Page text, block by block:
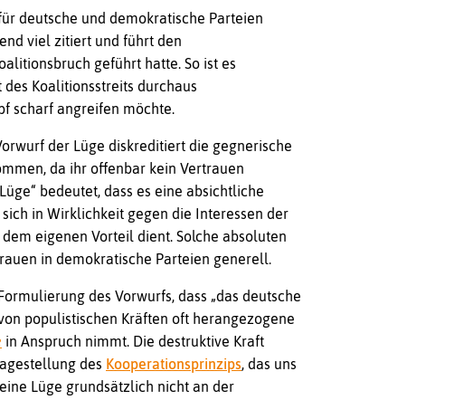
deutsche und demokratische Parteien
viel zitiert und führt den
geführt hatte. So ist es
des Koalitionsstreits durchaus
scharf angreifen möchte.
der Lüge diskreditiert die gegnerische
da ihr offenbar kein Vertrauen
bedeutet, dass es eine absichtliche
in Wirklichkeit gegen die Interessen der
eigenen Vorteil dient. Solche absoluten
in demokratische Parteien generell.
des Vorwurfs, dass „das deutsche
populistischen Kräften oft herangezogene
in Anspruch nimmt. Die destruktive Kraft
des Kooperationsprinzips, das uns
Lüge grundsätzlich nicht an der